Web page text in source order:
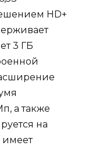
HD+
3 ГБ
а также
на
имеет